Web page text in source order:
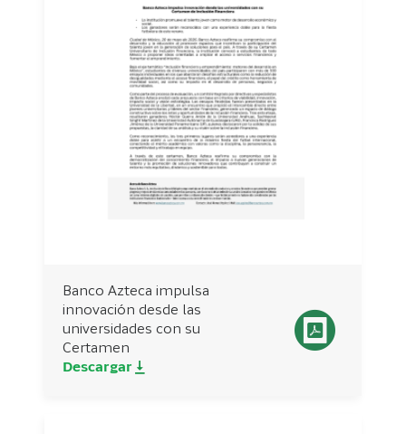
Banco Azteca impulsa
innovación desde las
universidades con su
Certamen
Descargar